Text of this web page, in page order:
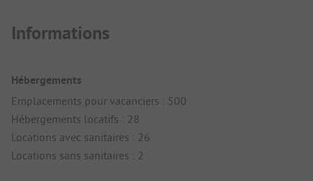
Informations
Hébergements
Emplacements pour vacanciers : 500
Hébergements locatifs : 28
Locations avec sanitaires : 26
Locations sans sanitaires : 2